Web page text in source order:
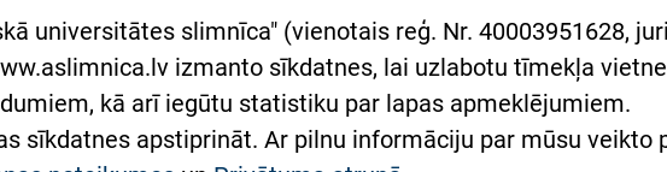
Austrumu slimnīcas
atbalsts Ukrainai
Підтримка Східної лікарні
та співпраця з Україною
universitātes slimnīca" (vienotais reģ. Nr. 40003951628,
izmanto sīkdatnes, lai uzlabotu tīmekļa
kā arī iegūtu statistiku par lapas apmeklējumiem.
sīkdatnes apstiprināt. Ar pilnu informāciju par mūsu veikto